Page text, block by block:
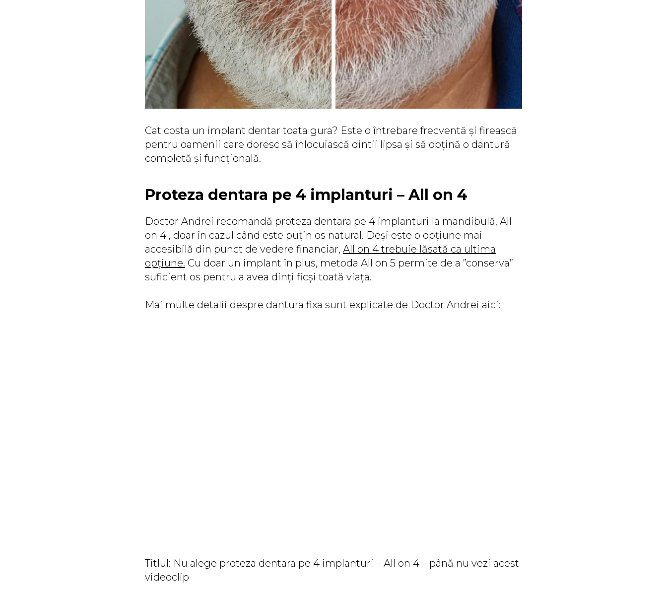
Cat costa un implant dentar toata gura? Este o întrebare frecventă și firească
pentru oamenii care doresc să înlocuiască dintii lipsa și să obțină o dantură
completă și funcțională.
Proteza dentara pe 4 implanturi – All on 4
Doctor Andrei recomandă proteza dentara pe 4 implanturi la mandibulă, All
on 4 , doar în cazul când este puțin os natural. Deși este o opțiune mai
accesibilă din punct de vedere financiar, All on 4 trebuie lăsată ca ultima
opțiune. Cu doar un implant în plus, metoda All on 5 permite de a ”conserva”
suficient os pentru a avea dinți ficși toată viața.
Mai multe detalii despre dantura fixa sunt explicate de Doctor Andrei aici:
Titlul: Nu alege proteza dentara pe 4 implanturi – All on 4 – până nu vezi acest
videoclip